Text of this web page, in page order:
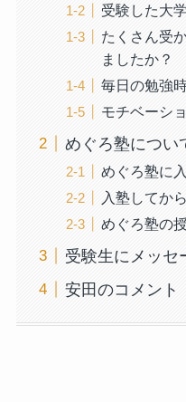
受験した大
たくさん受
ましたか？
毎日の勉強
モチベーシ
めぐろ塾につい
めぐろ塾に
入塾してか
めぐろ塾の
受験生にメッセ
安田のコメント